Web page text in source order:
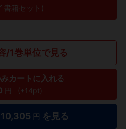
書籍セット)
/1巻単位で見る
カートに入れる
円 (+14pt)
10,305 円 を見る